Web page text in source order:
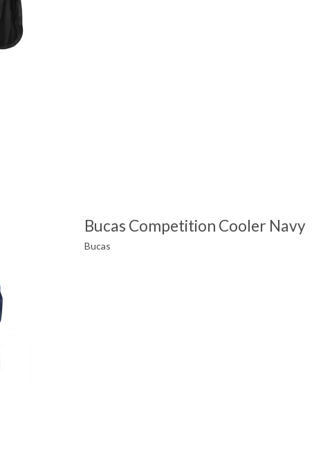
Bucas Competition Cooler Navy
Bucas